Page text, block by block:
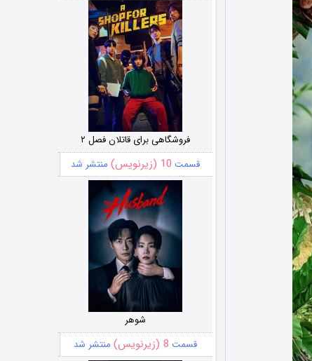
فروشگاهی برای قاتلان فصل ۲
قسمت 10 (زیرنویس) منتشر شد
شوهر
قسمت 8 (زیرنویس) منتشر شد